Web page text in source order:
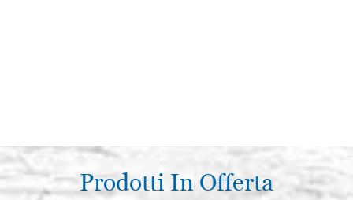
Prodotti In Offerta